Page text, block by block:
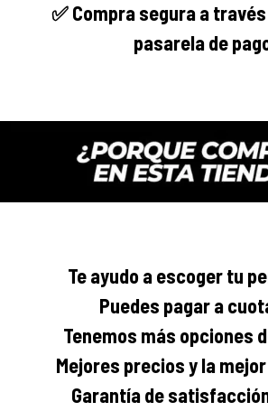
✅Compra seguraa través
pasarela de
Te ayudo a escoger tu
Puedes pagar a
Tenemos más opciones
Mejores precios y la
Garantía de